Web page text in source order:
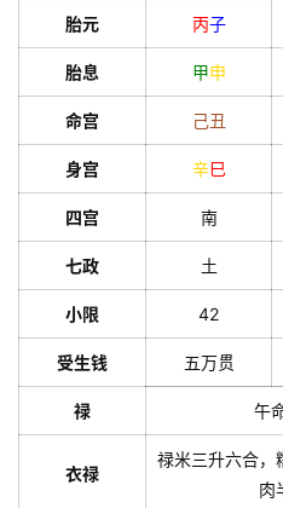
胎元 丙子
胎息 甲申
命宫 己丑
身宫 辛巳
四宫 南
七政 土
小限 42
受生钱 五万贯
禄 午
衣禄
禄米三升六合，
肉